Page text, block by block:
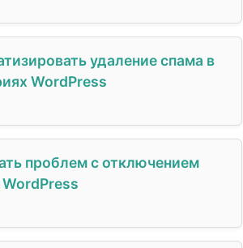
удаление спама в
WordPress
проблем с отключением